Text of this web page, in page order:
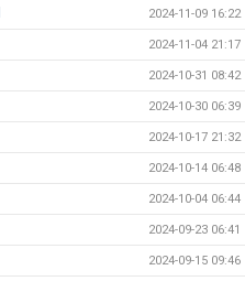
2024-11-09 16:22
2024-11-04 21:17
2024-10-31 08:42
2024-10-30 06:39
2024-10-17 21:32
2024-10-14 06:48
2024-10-04 06:44
2024-09-23 06:41
2024-09-15 09:46